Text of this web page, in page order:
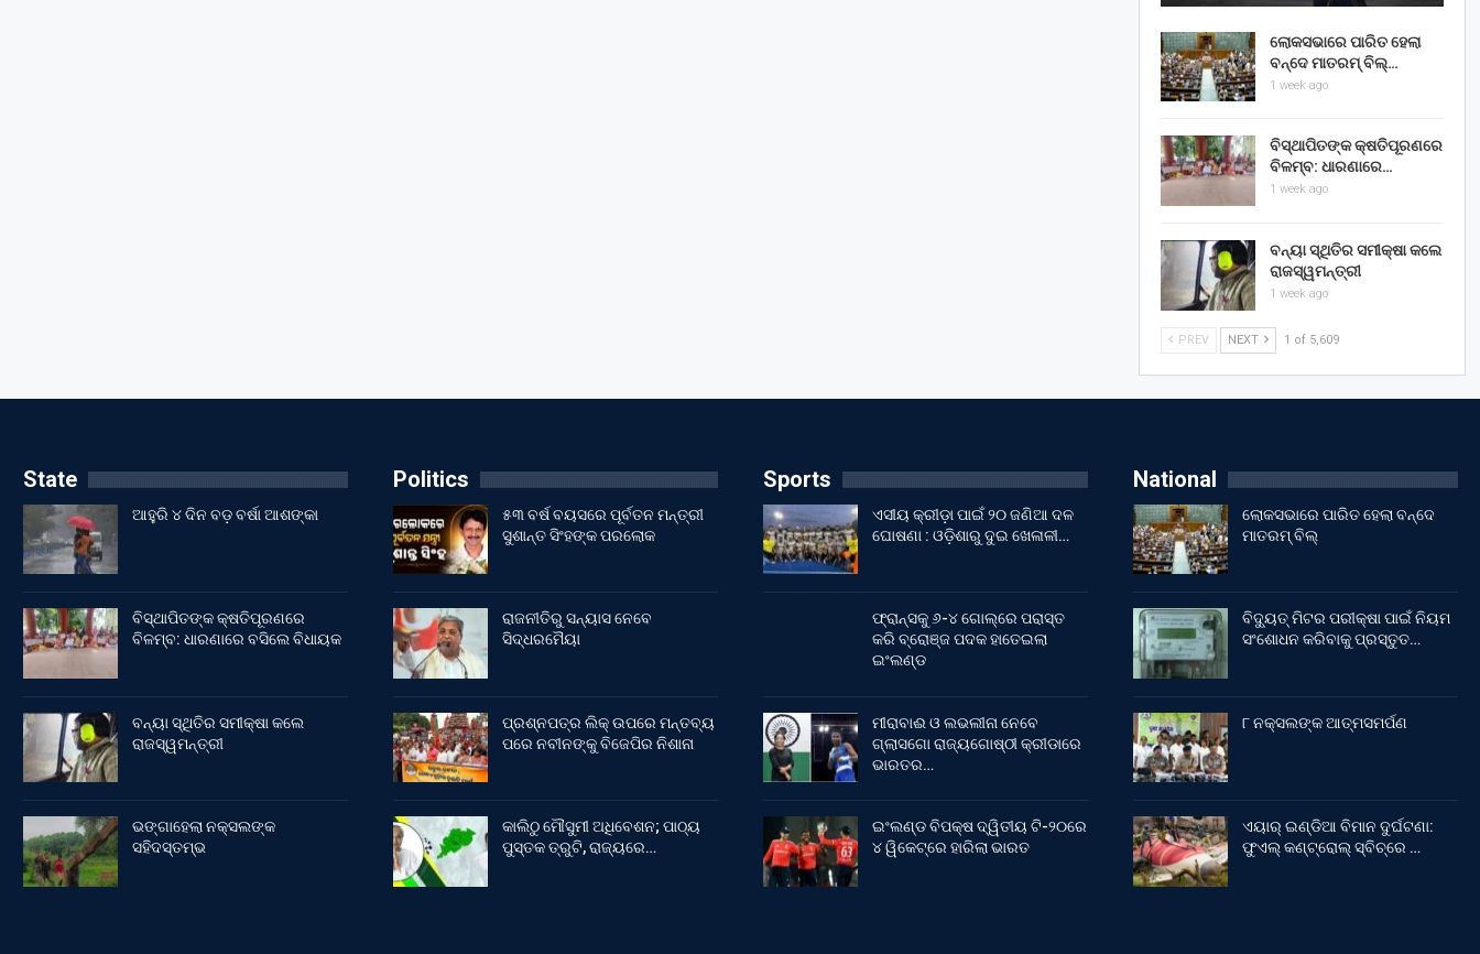
ଲୋକସଭାରେ ପାରିତ ହେଲା
ବନ୍ଦେ ମାତରମ୍‌ ବିଲ୍‌…
1 week ago
ବିସ୍ଥାପିତଙ୍କ କ୍ଷତିପୂରଣରେ
ବିଳମ୍ବ: ଧାରଣାରେ…
1 week ago
ବନ୍ୟା ସ୍ଥିତିର ସମୀକ୍ଷା କଲେ
ରାଜସ୍ୱମନ୍ତ୍ରୀ
1 week ago
PREV NEXT 1 of 5,609
State
ଆହୁରି ୪ ଦିନ ବଡ଼ ବର୍ଷା ଆଶଙ୍କା
ବିସ୍ଥାପିତଙ୍କ କ୍ଷତିପୂରଣରେ
ବିଳମ୍ବ: ଧାରଣାରେ ବସିଲେ ବିଧାୟକ
ବନ୍ୟା ସ୍ଥିତିର ସମୀକ୍ଷା କଲେ
ରାଜସ୍ୱମନ୍ତ୍ରୀ
ଭଙ୍ଗାହେଲା ନକ୍ସଲଙ୍କ
ସହିଦସ୍ତମ୍ଭ
Politics
୫୩ ବର୍ଷ ବୟସରେ ପୂର୍ବତନ ମନ୍ତ୍ରୀ
ସୁଶାନ୍ତ ସିଂହଙ୍କ ପରଲୋକ
ରାଜନୀତିରୁ ସନ୍ୟାସ ନେବେ
ସିଦ୍ଧରମୈୟା
ପ୍ରଶ୍ନପତ୍ର ଲିକ୍ ଉପରେ ମନ୍ତବ୍ୟ
ପରେ ନବୀନଙ୍କୁ ବିଜେପିର ନିଶାନା
କାଲିଠୁ ମୌସୁମୀ ଅଧିବେଶନ; ପାଠ୍ୟ
ପୁସ୍ତକ ତ୍ରୁଟି, ରାଜ୍ୟରେ…
Sports
ଏସୀୟ କ୍ରୀଡ଼ା ପାଇଁ ୨୦ ଜଣିଆ ଦଳ
ଘୋଷଣା : ଓଡ଼ିଶାରୁ ଦୁଇ ଖେଳାଳୀ…
ଫ୍ରାନ୍ସକୁ ୬-୪ ଗୋଲ୍‌ରେ ପରାସ୍ତ
କରି ବ୍ରୋଞ୍ଜ ପଦକ ହାତେଇଲା
ଇଂଲଣ୍ଡ
ମୀରାବାଈ ଓ ଲଭଲୀନା ନେବେ
ଗ୍ଲାସଗୋ ରାଜ୍ୟଗୋଷ୍ଠୀ କ୍ରୀଡାରେ
ଭାରତର…
ଇଂଲଣ୍ଡ ବିପକ୍ଷ ଦ୍ୱିତୀୟ ଟି-୨୦ରେ
୪ ୱିକେଟ୍‌ରେ ହାରିଲା ଭାରତ
National
ଲୋକସଭାରେ ପାରିତ ହେଲା ବନ୍ଦେ
ମାତରମ୍‌ ବିଲ୍‌
ବିଦ୍ୟୁତ୍ ମିଟର ପରୀକ୍ଷା ପାଇଁ ନିୟମ
ସଂଶୋଧନ କରିବାକୁ ପ୍ରସ୍ତୁତ…
୮ ନକ୍ସଲଙ୍କ ଆତ୍ମସମର୍ପଣ
ଏୟାର୍ ଇଣ୍ଡିଆ ବିମାନ ଦୁର୍ଘଟଣା:
ଫୁଏଲ୍‌ କଣ୍ଟ୍ରୋଲ୍‌ ସ୍ବିଚ୍‌ରେ …